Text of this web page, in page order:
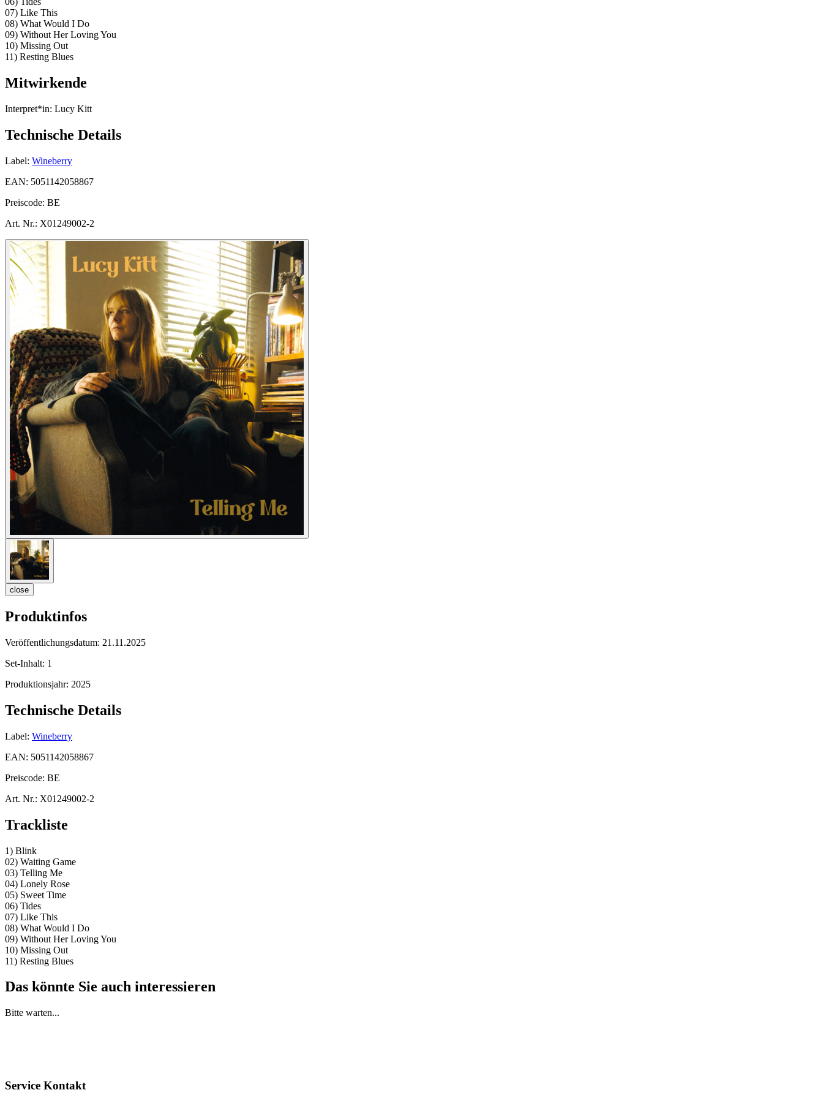
07) Like This
08) What Would I Do
09) Without Her Loving You
10) Missing Out
11) Resting Blues
Mitwirkende
Interpret*in: Lucy Kitt
Technische Details
Label: Wineberry
EAN: 5051142058867
Preiscode: BE
Art. Nr.: X01249002-2
close
Produktinfos
Veröffentlichungsdatum: 21.11.2025
Set-Inhalt: 1
Produktionsjahr: 2025
Technische Details
Label: Wineberry
EAN: 5051142058867
Preiscode: BE
Art. Nr.: X01249002-2
Trackliste
1) Blink
02) Waiting Game
03) Telling Me
04) Lonely Rose
05) Sweet Time
06) Tides
07) Like This
08) What Would I Do
09) Without Her Loving You
10) Missing Out
11) Resting Blues
Das könnte Sie auch interessieren
Bitte warten...
Service Kontakt